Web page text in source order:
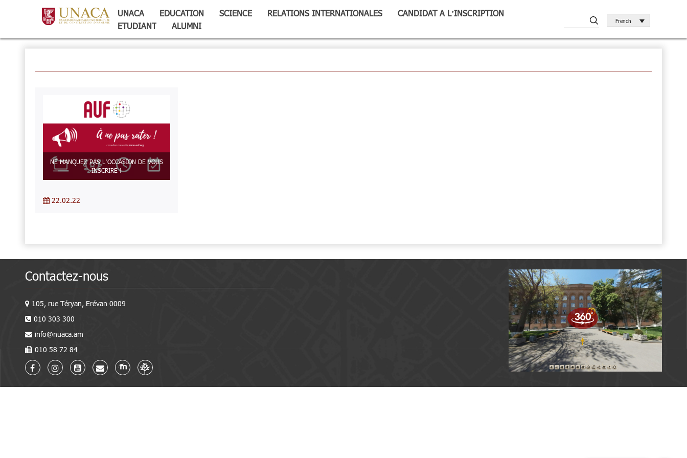
UNACA EDUCATION SCIENCE RELATIONS INTERNATIONALES
CANDIDAT A L’INSCRIPTION
ETUDIANT
ALUMNI French
NE MANQUEZ PAS L’OCCASION DE VOUS
INSCRIRE !
22.02.22
Contactez-nous
105, rue Téryan, Erévan 0009
010 303 300
info@nuaca.am
010 58 72 84